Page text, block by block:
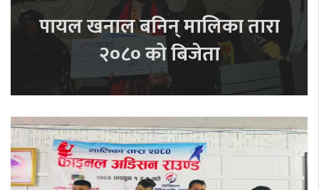
पायल खनाल बनिन् मालिका तारा
२०८० को बिजेता